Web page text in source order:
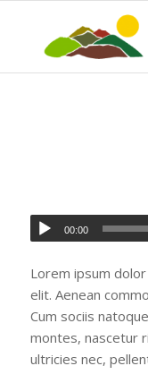
00:00
Lorem ipsum
elit. Aenean
Cum sociis
montes, nascetur
ultricies nec,